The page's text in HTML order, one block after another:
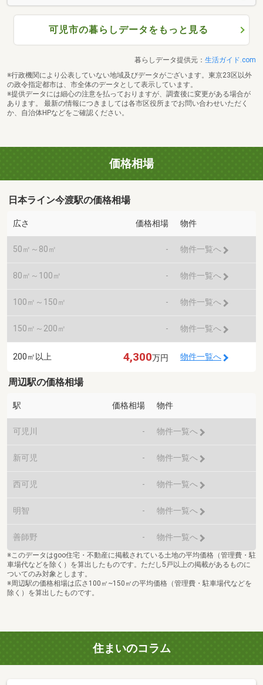
可児市の暮らしデータをもっと見る
暮らしデータ提供元： 生活ガイド.com
※行政機関により公表していない地域及びデータがございます。東京23区以外
の政令指定都市は、市全体のデータとして表示しています。
※提供データには細心の注意を払っておりますが、調査後に変更がある場合が
あります。 最新の情報につきましては各市区役所までお問い合わせいただく
か、自治体HPなどをご確認ください。
価格相場
日本ライン今渡駅の価格相場
広さ 価格相場 物件
50㎡～80㎡ - 物件一覧へ
80㎡～100㎡ - 物件一覧へ
100㎡～150㎡ - 物件一覧へ
150㎡～200㎡ - 物件一覧へ
200㎡以上 4,300万円 物件一覧へ
周辺駅の価格相場
駅 価格相場 物件
可児川 - 物件一覧へ
新可児 - 物件一覧へ
西可児 - 物件一覧へ
明智 - 物件一覧へ
善師野 - 物件一覧へ
※このデータはgoo住宅・不動産に掲載されている土地の平均価格（管理費・駐
車場代などを除く）を算出したものです。ただし5戸以上の掲載があるものに
ついてのみ対象とします。
※周辺駅の価格相場は広さ100㎡~150㎡の平均価格（管理費・駐車場代などを
除く）を算出したものです。
住まいのコラム